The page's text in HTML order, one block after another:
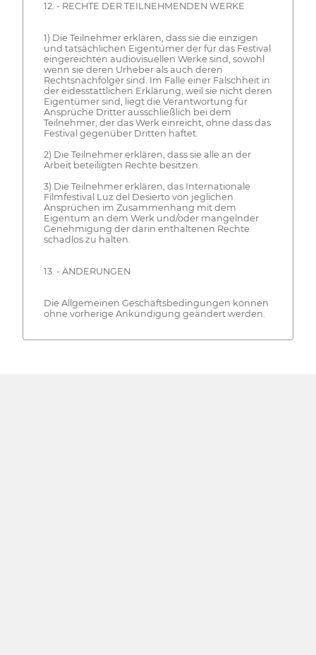
12. - RECHTE DER TEILNEHMENDEN WERKE
1) Die Teilnehmer erklären, dass sie die einzigen
und tatsächlichen Eigentümer der für das Festival
eingereichten audiovisuellen Werke sind, sowohl
wenn sie deren Urheber als auch deren
Rechtsnachfolger sind. Im Falle einer Falschheit in
der eidesstattlichen Erklärung, weil sie nicht deren
Eigentümer sind, liegt die Verantwortung für
Ansprüche Dritter ausschließlich bei dem
Teilnehmer, der das Werk einreicht, ohne dass das
Festival gegenüber Dritten haftet.
2) Die Teilnehmer erklären, dass sie alle an der
Arbeit beteiligten Rechte besitzen.
3) Die Teilnehmer erklären, das Internationale
Filmfestival Luz del Desierto von jeglichen
Ansprüchen im Zusammenhang mit dem
Eigentum an dem Werk und/oder mangelnder
Genehmigung der darin enthaltenen Rechte
schadlos zu halten.
13. - ÄNDERUNGEN
Die Allgemeinen Geschäftsbedingungen können
ohne vorherige Ankündigung geändert werden.